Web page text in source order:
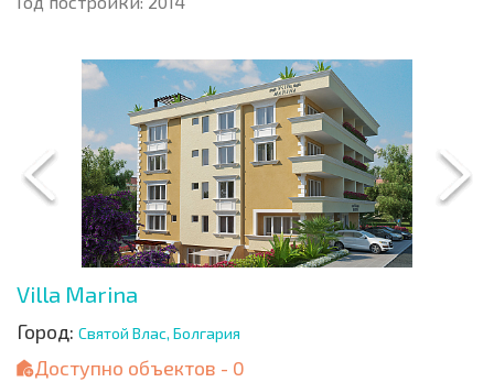
Villa Marina
Город: Святой Влас, Болгария
Доступно объектов - 0